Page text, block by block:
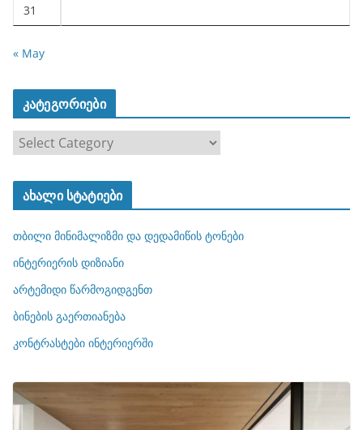
31
« May
კატეგორიები
ტ
ო
რ
ბ
ი
ახალი სტატიები
თბილი მინიმალიზმი და დედამიწის ტონები
ინტერიერის დიზიანი
არტემიდი წარმოგიდგენთ
ბინების გაერთიანება
კონტრასტები ინტერიერში